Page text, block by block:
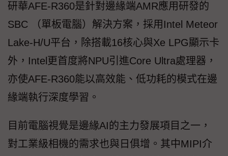
研華AFE-R360是針對邊緣端AMR應用研發的
SBC （單板電腦）解決方案，採用Intel Meteor
Lake-H/U平台，除搭載16核心與Xe LPG顯示卡
外，Intel更首度將NPU引進Core Ultra處理器，
亦使AFE-R360能以高效能、低功耗的模式在邊
緣端執行深度學習。
目前電腦視覺是邊緣AI的主力發展項目之一，
對工業級相機的需求也與日俱增。其中MIPI介